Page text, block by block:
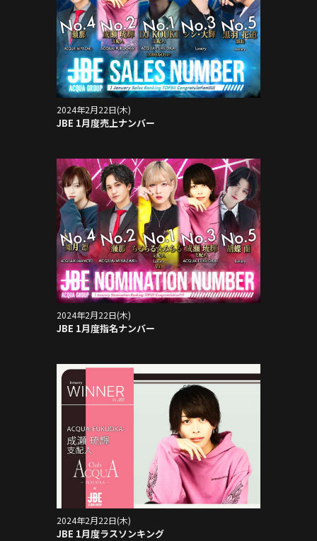
2024年2月22日(木)
JBE 1月度売上ナンバー
2024年2月22日(木)
JBE 1月度指名ナンバー
2024年2月22日(木)
JBE 1月度ラスソンキング